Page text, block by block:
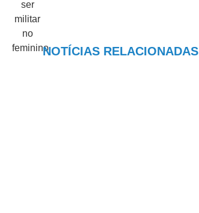
NOTÍCIAS RELACIONADAS